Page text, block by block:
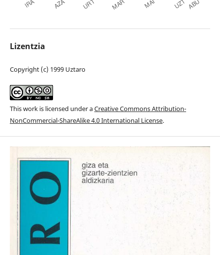
Lizentzia
Copyright (c) 1999 Uztaro
This work is licensed under aCreative Commons Attribution-
NonCommercial-ShareAlike 4.0 International License.